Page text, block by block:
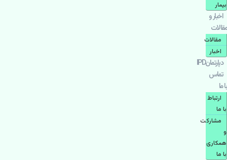
بیمار
اخبار و
مقالات
مقالات
اخبار
دپارتمانIPD
تماس
با ما
ارتباط
با ما
مشاركت
و
همكاری
با ما